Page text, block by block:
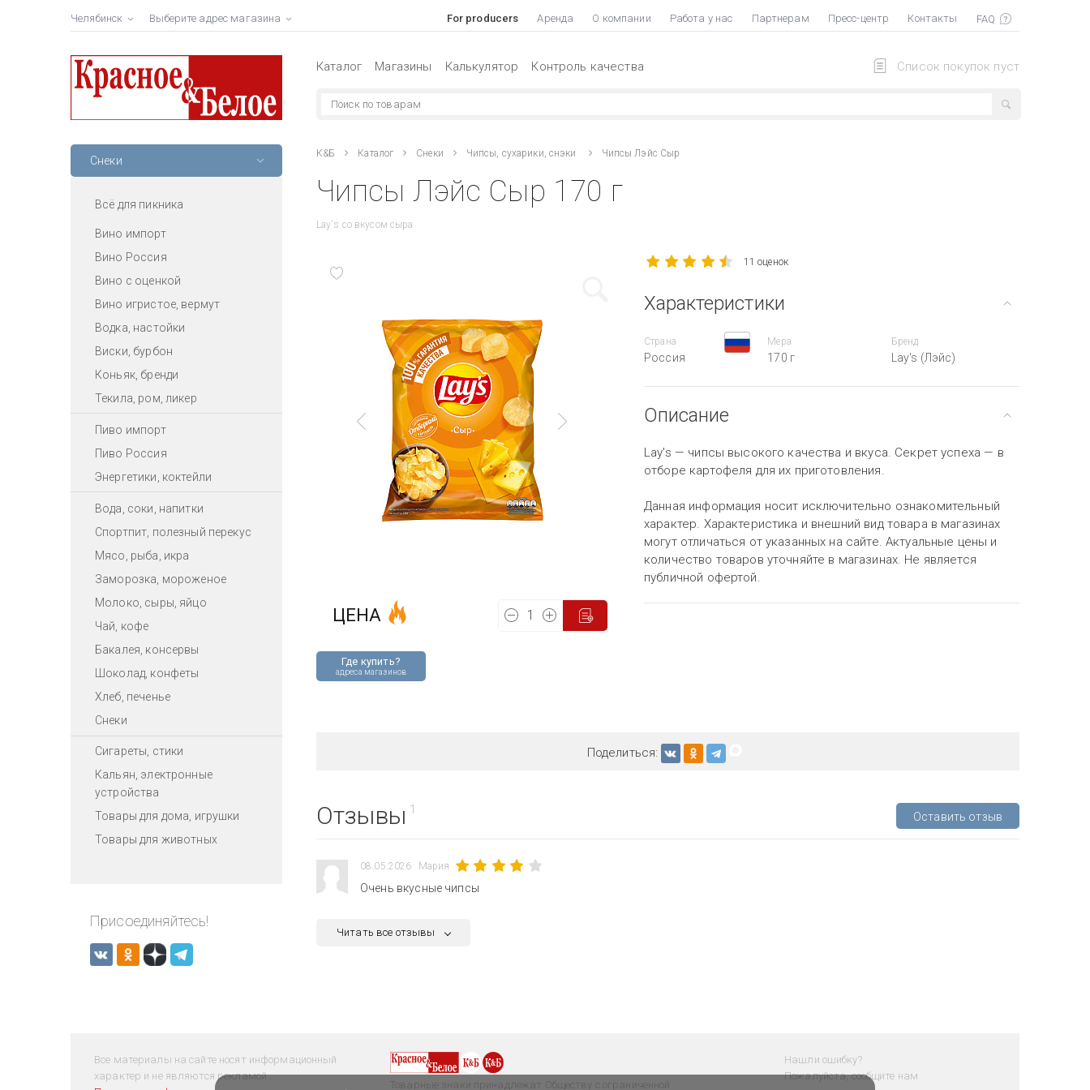
Челябинск Выберите адрес магазина For producers Аренда О компании Работа у нас Партнерам Пресс-центр Контакты
Список покупок пуст
Каталог Магазины Калькулятор Контроль качества
Снеки
Всё для пикника
Вино импорт
Вино Россия
Вино с оценкой
Вино игристое, вермут
Водка, настойки
Виски, бурбон
Коньяк, бренди
Текила, ром, ликер
Пиво импорт
Пиво Россия
Энергетики, коктейли
Вода, соки, напитки
Спортпит, полезный перекус
Мясо, рыба, икра
Заморозка, мороженое
Молоко, сыры, яйцо
Чай, кофе
Бакалея, консервы
Шоколад, конфеты
Хлеб, печенье
Снеки
Сигареты, стики
Кальян, электронные
устройства
Товары для дома, игрушки
Товары для животных
Присоединяйтесь!
К&Б Каталог Снеки Чипсы, сухарики, снэки Чипсы Лэйс Сыр
Чипсы Лэйс Сыр 170 г
Lay's со вкусом сыра
Где купить?
адреса магазинов
ЦЕНА
11 оценок
Характеристики
Страна
Россия
Мера
170 г
Бренд
Lay's (Лэйс)
Описание
Lay's — чипсы высокого качества и вкуса. Секрет успеха — в
отборе картофеля для их приготовления.
Данная информация носит исключительно ознакомительный
характер. Характеристика и внешний вид товара в магазинах
могут отличаться от указанных на сайте. Актуальные цены и
количество товаров уточняйте в магазинах. Не является
публичной офертой.
Поделиться:
Отзывы 1
Оставить отзыв
08.05.2026 Мария
Очень вкусные чипсы
Читать все отзывы
Все материалы на сайте носят информационный
характер и не являются рекламой.
Нашли ошибку?
Пожалуйста, сообщите нам
Товарные знаки принадлежат Обществу с ограниченной